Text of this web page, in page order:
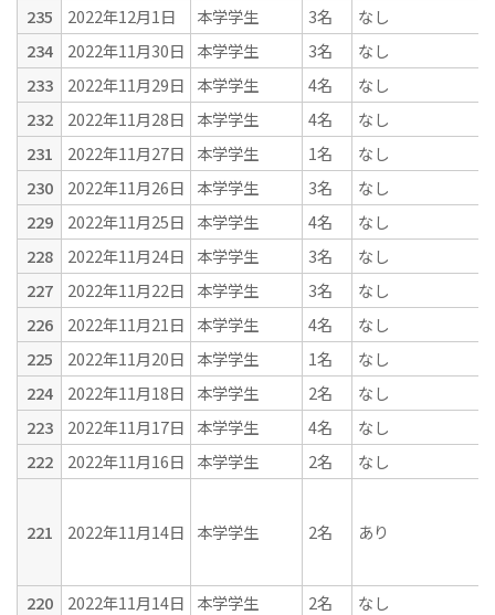
235
2022年12月1日 本学学生 3名
なし
234
2022年11月30日 本学学生 3名
なし
233
2022年11月29日 本学学生 4名
なし
232
2022年11月28日 本学学生 4名
なし
231
2022年11月27日 本学学生 1名
なし
230
2022年11月26日 本学学生 3名
なし
229
2022年11月25日 本学学生 4名
なし
228
2022年11月24日 本学学生 3名
なし
227
2022年11月22日 本学学生 3名
なし
226
2022年11月21日 本学学生 4名
なし
225
2022年11月20日 本学学生 1名
なし
224
2022年11月18日 本学学生 2名
なし
223
2022年11月17日 本学学生 4名
なし
222
2022年11月16日 本学学生 2名 なし
221 2022年11月14日 本学学生 2名 あり
220 2022年11月14日 本学学生 2名
なし